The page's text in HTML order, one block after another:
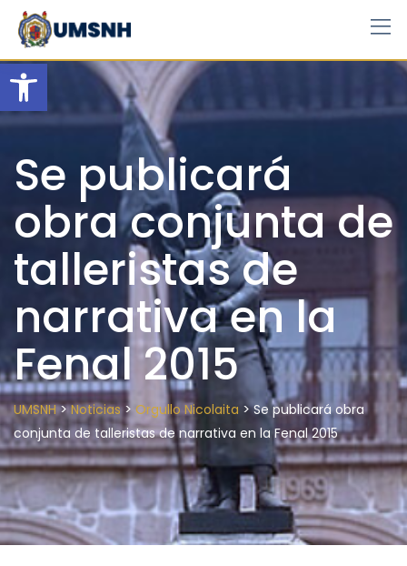
Open toolbar
Skip
content
Se publicará
obra conjunta de
talleristas de
narrativa en la
Fenal 2015
UMSNH>Noticias> Orgullo Nicolaita >Se publicará obra
conjunta de talleristas de narrativa en la Fenal 2015